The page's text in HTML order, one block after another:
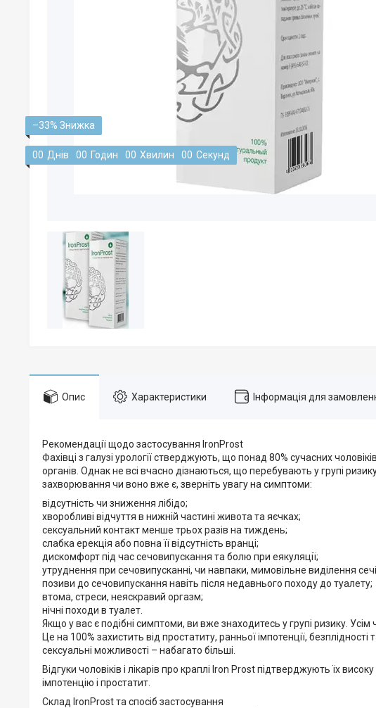
–33%
00 Днів 00 Годин 00 Хвилин 00 Секунд
Опис Характеристики Інформація для
Рекомендації щодо застосування IronProst
Фахівці з галузі урології стверджують, що понад 80% сучасних
органів. Однак не всі вчасно дізнаються, що перебувають у групі
захворювання чи воно вже є, зверніть увагу на симптоми:
відсутність чи зниження лібідо;
хворобливі відчуття в нижній частині живота та яєчках;
сексуальний контакт менше трьох разів на тиждень;
слабка ерекція або повна її відсутність вранці;
дискомфорт під час сечовипускання та болю при еякуляції;
утруднення при сечовипусканні, чи навпаки, мимовільне виділення
позиви до сечовипускання навіть після недавнього походу до туалету;
втома, стреси, неяскравий оргазм;
нічні походи в туалет.
Якщо у вас є подібні симптоми, ви вже знаходитесь у групі ризику.
Це на 100% захистить від простатиту, ранньої імпотенції,
сексуальні можливості – набагато більші.
Відгуки чоловіків і лікарів про краплі Iron Prost підтверджують їх
імпотенцію і простатит.
Склад IronProst та спосіб застосування